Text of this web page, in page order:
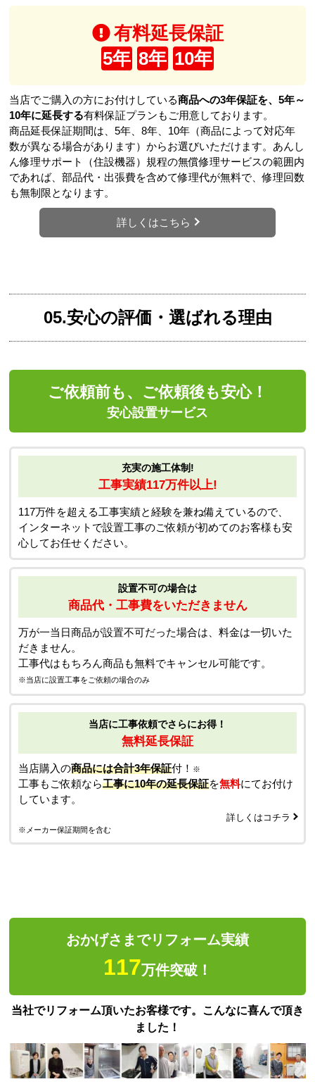
有料延長保証
5年 8年 10年
当店でご購入の方にお付けしている商品への3年保証を、5年～
10年に延長する有料保証プランもご用意しております。
商品延長保証期間は、5年、8年、10年（商品によって対応年
数が異なる場合があります）からお選びいただけます。あんし
ん修理サポート（住設機器）規程の無償修理サービスの範囲内
であれば、部品代・出張費を含めて修理代が無料で、修理回数
も無制限となります。
詳しくはこちら
05.安心の評価・選ばれる理由
ご依頼前も、ご依頼後も安心！
安心設置サービス
充実の施工体制!
工事実績117万件以上!
117万件を超える工事実績と経験を兼ね備えているので、
インターネットで設置工事のご依頼が初めてのお客様も安
心してお任せください。
設置不可の場合は
商品代・工事費をいただきません
万が一当日商品が設置不可だった場合は、料金は一切いた
だきません。
工事代はもちろん商品も無料でキャンセル可能です。
※当店に設置工事をご依頼の場合のみ
当店に工事依頼でさらにお得！
無料延長保証
当店購入の商品には合計3年保証付！ ※
工事もご依頼なら工事に10年の延長保証を無料にてお付け
しています。
詳しくはコチラ
※メーカー保証期間を含む
おかげさまでリフォーム実績
117万件突破！
当社でリフォーム頂いたお客様です。こんなに喜んで頂き
ました！